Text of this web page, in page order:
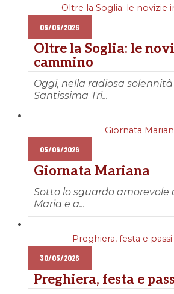
Oltre la Soglia: le novizie
06/06/2026
Oltre la Soglia: le
cammino
Oggi, nella radiosa
Santissima Tri...
Giornata
05/06/2026
Giornata Mariana
Sotto lo sguardo amorevole
Maria e a...
Preghiera, festa e
30/05/2026
Preghiera, festa e